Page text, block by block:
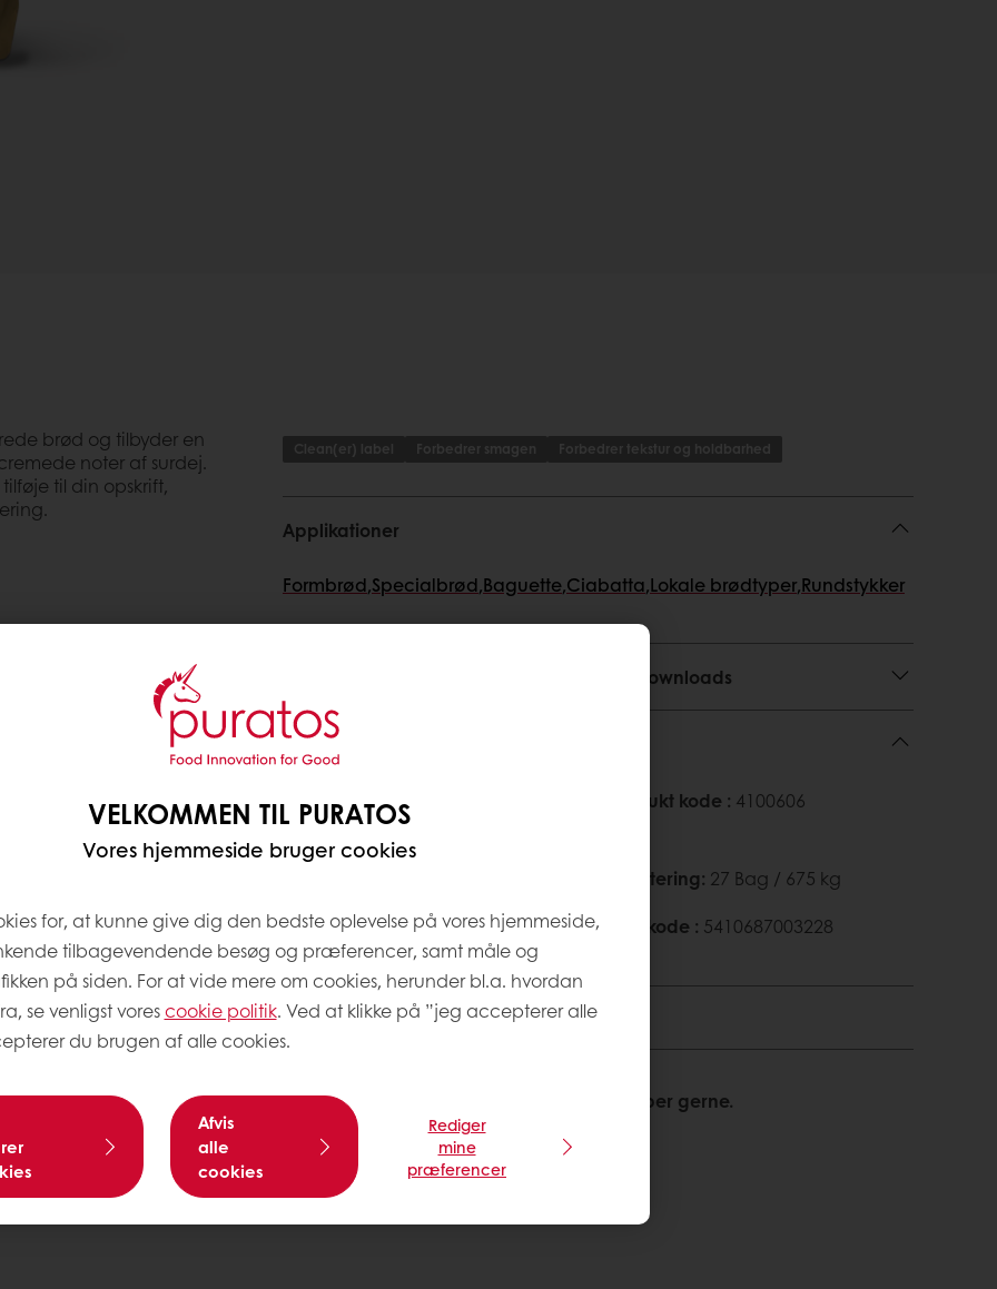
brød og tilbyder en
noter af surdej.
til din opskrift,
kvalitet
Clean(er) label Forbedrer smagen Forbedrer tekstur og holdbarhed
Applikationer
Formbrød,Specialbrød,Baguette,Ciabatta,Lokale brødtyper,Rundstykker
Ingredienser, allergener, anvendelse og downloads
Specifikationer
Beskrivelse:Sapore Norma Bag 25
Kg EU
Produkt kode : 4100606
Palletering: 27 Bag / 675 kg
Holdbarhed:182 Dage EAN kode : 5410687003228
Har du brug for mere information? Vi hjælper gerne.
Kontakt os
VELKOMMEN TIL PURATOS
Vores hjemmeside bruger cookies
for, at kunne give dig den bedste oplevelse på vores hjemmeside,
tilbagevendende besøg og præferencer, samt måle og
på siden. For at vide mere om cookies, herunder bl.a. hvordan
se venligst vorescookie politik. Ved at klikke på ”jeg accepterer alle
du brugen af alle cookies.
Afvis
alle
cookies
Rediger
mine
præferencer